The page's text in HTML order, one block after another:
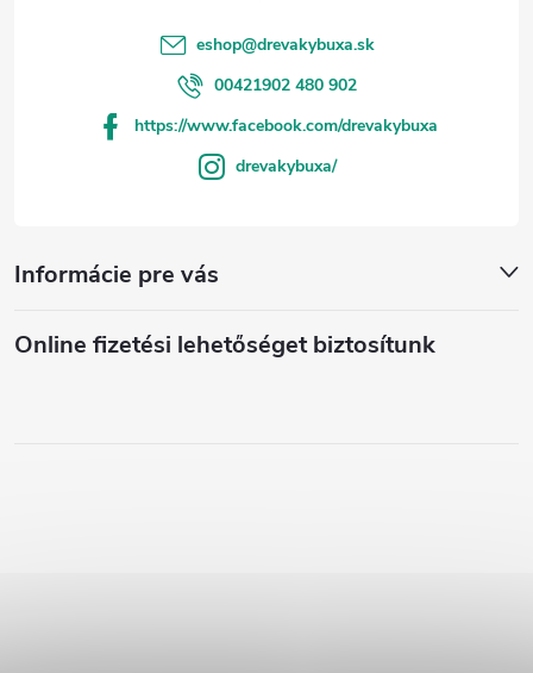
eshop@drevakybuxa.sk
00421902 480 902
https://www.facebook.com/drevakybuxa
drevakybuxa/
Informácie pre vás
Online fizetési lehetőséget biztosítunk